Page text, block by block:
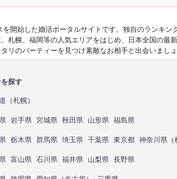
開始した婚活ポータルサイトです。独自のランキ
札幌、福岡等の人気エリアをはじめ、日本全国の
リのパーティーを見つけ素敵なお相手と出会いましょ
探す
（札幌）
岩手県 宮城県 秋田県 山形県 福島県
栃木県 群馬県 埼玉県 千葉県 東京都 神奈川県 （
富山県 石川県 福井県 山梨県 長野県